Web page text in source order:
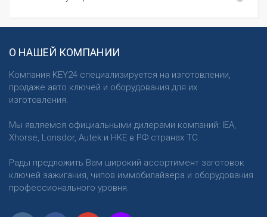
О НАШЕЙ КОМПАНИИ
Компания KEY24 специализируется на изготовлении,
продаже авто ключей и оборудования для их
изготовления.
Мы являемся официальными дилерами компаний: IEA,
Xhorse, Lonsdor, Autek и HKE в РФ странах ТС.
Рады предложить Вам широкий ассортимент заготовок
ключей зажигания, чипов иммобилайзера и оборудования
профессионального уровня.